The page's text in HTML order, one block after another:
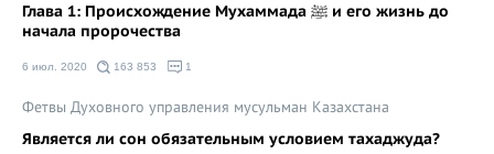
Глава 1: Происхождение Мухаммада ﷺ и его жизнь до
начала пророчества
6 июл. 2020 163 853 1
Фетвы Духовного управления мусульман Казахстана
Является ли сон обязательным условием тахаджуда?